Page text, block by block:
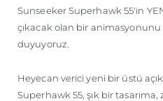
TEKNENIZIN
Sunseeker Superhawk 55'in
çıkacak olan bir
duyuyoruz.
Heyecan verici yeni bir üstü
Superhawk 55, şık bir